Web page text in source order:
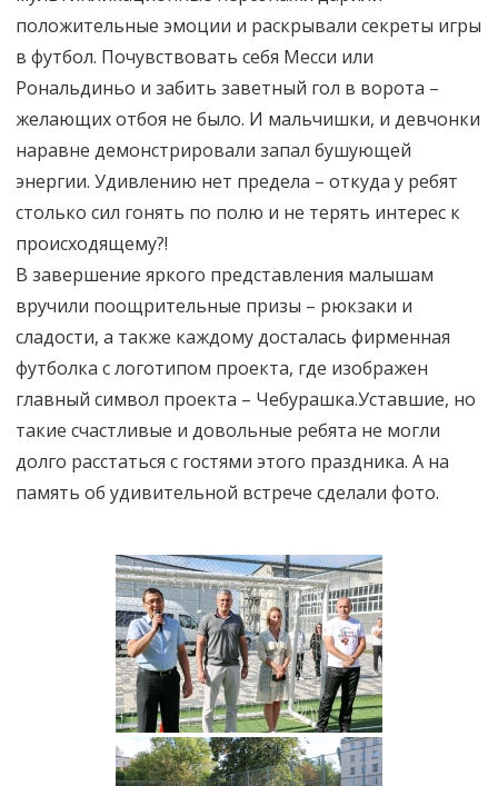
положительные эмоции и раскрывали секреты игры
в футбол. Почувствовать себя Месси или
Рональдиньо и забить заветный гол в ворота –
желающих отбоя не было. И мальчишки, и девчонки
наравне демонстрировали запал бушующей
энергии. Удивлению нет предела – откуда у ребят
столько сил гонять по полю и не терять интерес к
происходящему?!
В завершение яркого представления малышам
вручили поощрительные призы – рюкзаки и
сладости, а также каждому досталась фирменная
футболка с логотипом проекта, где изображен
главный символ проекта – Чебурашка.Уставшие, но
такие счастливые и довольные ребята не могли
долго расстаться с гостями этого праздника. А на
память об удивительной встрече сделали фото.